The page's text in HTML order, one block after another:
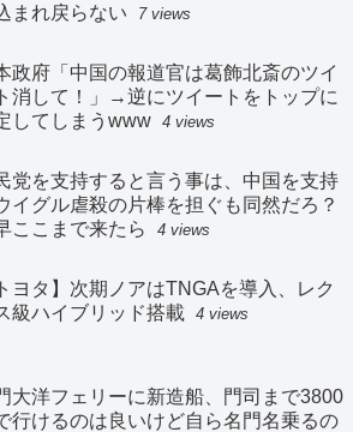
まれ戻らない
7 views
政府「中国の報道官は葛飾北斎のツイ
消して！」→逆にツイートをトップに
してしまうwww
4 views
党を支持すると言う事は、中国を支持
イグル虐殺の片棒を担ぐも同然だろ？
ここまで来たら
4 views
ヨタ】次期ノアはTNGAを導入、レク
級ハイブリッド搭載
4 views
大洋フェリーに新造船、門司まで3800
行けるのは良いけど自ら名門名乗るの